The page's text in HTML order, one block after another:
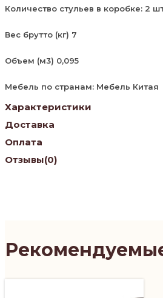
Количество стульев в коробке: 2
Вес брутто (кг) 7
Объем (м3) 0,095
Мебель по странам: Мебель Китая
Характеристики
Доставка
Оплата
Отзывы(0)